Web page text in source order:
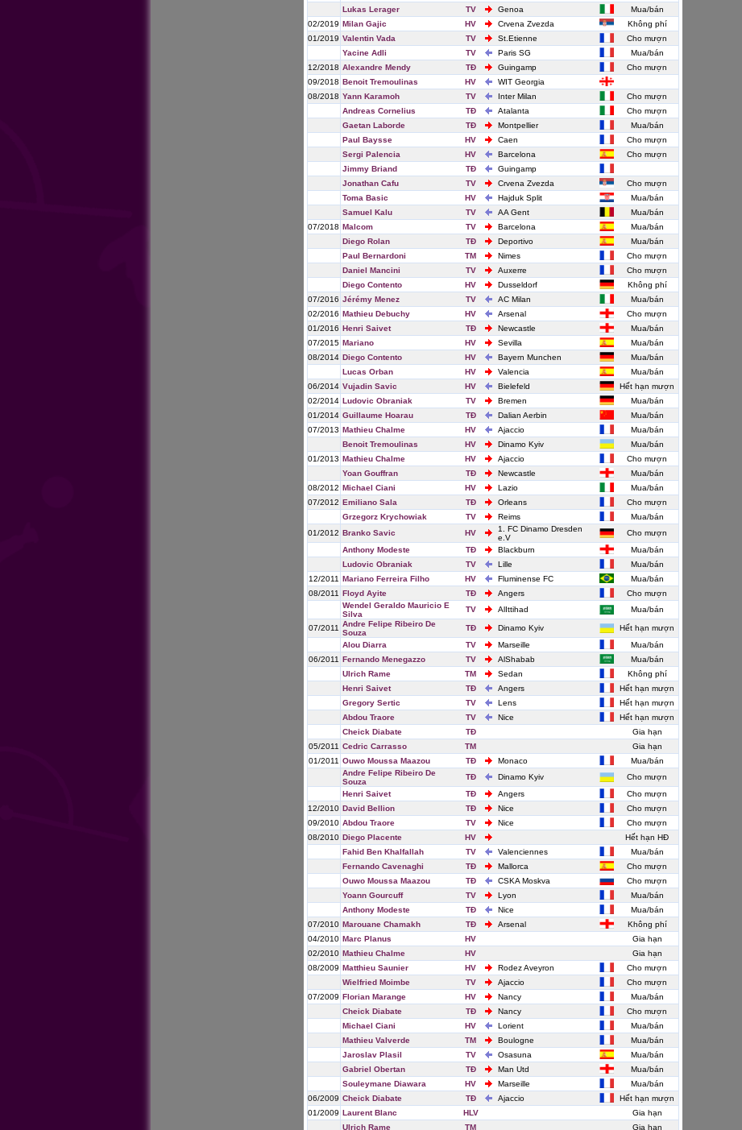
Lukas Lerager
TV Genoa
Mua/bán
02/2019 Milan Gajic HV Crvena Zvezda
Không phí
01/2019 Valentin Vada TV St.Etienne
Cho mượn
Yacine Adli
TV Paris SG
Mua/bán
12/2018 Alexandre Mendy TĐ Guingamp
Cho mượn
09/2018 Benoit Tremoulinas HV
WIT Georgia
08/2018 Yann Karamoh TV Inter Milan
Cho mượn
Andreas Cornelius
TĐ Atalanta
Cho mượn
Gaetan Laborde
TĐ Montpellier
Mua/bán
Paul Baysse
HV Caen
Cho mượn
Sergi Palencia
HV Barcelona
Cho mượn
Jimmy Briand
TĐ
Guingamp
Jonathan Cafu
TV Crvena Zvezda
Cho mượn
Toma Basic
HV Hajduk Split
Mua/bán
Samuel Kalu
TV AA Gent
Mua/bán
07/2018 Malcom TV Barcelona
Mua/bán
Diego Rolan
TĐ Deportivo
Mua/bán
Paul Bernardoni
TM Nimes
Cho mượn
Daniel Mancini
TV Auxerre
Cho mượn
Diego Contento
HV Dusseldorf
Không phí
07/2016 Jérémy Menez TV AC Milan
Mua/bán
02/2016 Mathieu Debuchy HV Arsenal
Cho mượn
01/2016 Henri Saivet TĐ Newcastle
Mua/bán
07/2015 Mariano HV Sevilla
Mua/bán
08/2014 Diego Contento HV Bayern Munchen
Mua/bán
Lucas Orban
HV Valencia
Mua/bán
06/2014 Vujadin Savic HV Bielefeld
Hết hạn mượn
02/2014 Ludovic Obraniak TV Bremen
Mua/bán
01/2014 Guillaume Hoarau TĐ Dalian Aerbin
Mua/bán
07/2013 Mathieu Chalme HV Ajaccio
Mua/bán
Benoit Tremoulinas
HV Dinamo Kyiv
Mua/bán
01/2013 Mathieu Chalme HV Ajaccio
Cho mượn
Yoan Gouffran
TĐ Newcastle
Mua/bán
08/2012 Michael Ciani HV Lazio
Mua/bán
07/2012 Emiliano Sala TĐ Orleans
Cho mượn
Grzegorz Krychowiak
TV Reims
Mua/bán
01/2012 Branko Savic HV
1. FC Dinamo Dresden
e.V
Cho mượn
Anthony Modeste
TĐ Blackburn
Mua/bán
Ludovic Obraniak
TV Lille
Mua/bán
12/2011 Mariano Ferreira Filho HV Fluminense FC
Mua/bán
08/2011 Floyd Ayite TĐ Angers
Cho mượn
Wendel Geraldo Mauricio E
Silva
TV AlIttihad Mua/bán
07/2011 Andre Felipe Ribeiro De
Souza
TĐ Dinamo Kyiv
Hết hạn mượn
Alou Diarra
TV Marseille
Mua/bán
06/2011 Fernando Menegazzo TV AlShabab
Mua/bán
Ulrich Rame
TM Sedan
Không phí
Henri Saivet
TĐ Angers
Hết hạn mượn
Gregory Sertic
TV Lens
Hết hạn mượn
Abdou Traore
TV Nice
Hết hạn mượn
Cheick Diabate
TĐ
Gia hạn
05/2011 Cedric Carrasso TM
Gia hạn
01/2011 Ouwo Moussa Maazou TĐ Monaco
Mua/bán
Andre Felipe Ribeiro De
Souza
TĐ Dinamo Kyiv
Cho mượn
Henri Saivet
TĐ Angers
Cho mượn
12/2010 David Bellion TĐ Nice
Cho mượn
09/2010 Abdou Traore TV Nice
Cho mượn
08/2010 Diego Placente HV
Hết hạn HĐ
Fahid Ben Khalfallah
TV Valenciennes
Mua/bán
Fernando Cavenaghi
TĐ Mallorca
Cho mượn
Ouwo Moussa Maazou
TĐ CSKA Moskva
Cho mượn
Yoann Gourcuff
TV Lyon
Mua/bán
Anthony Modeste
TĐ Nice
Mua/bán
07/2010 Marouane Chamakh TĐ Arsenal
Không phí
04/2010 Marc Planus HV
Gia hạn
02/2010 Mathieu Chalme HV
Gia hạn
08/2009 Matthieu Saunier HV Rodez Aveyron
Cho mượn
Wielfried Moimbe
TV Ajaccio
Cho mượn
07/2009 Florian Marange HV Nancy
Mua/bán
Cheick Diabate
TĐ Nancy
Cho mượn
Michael Ciani
HV Lorient
Mua/bán
Mathieu Valverde
TM Boulogne
Mua/bán
Jaroslav Plasil
TV Osasuna
Mua/bán
Gabriel Obertan
TĐ Man Utd
Mua/bán
Souleymane Diawara
HV Marseille
Mua/bán
06/2009 Cheick Diabate TĐ Ajaccio
Hết hạn mượn
01/2009 Laurent Blanc HLV
Gia hạn
Ulrich Rame
TM Gia hạn